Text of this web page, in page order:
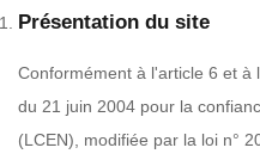
Présentation du site
Conformément à l'article 6 et à
du 21 juin 2004 pour la
(LCEN), modifiée par la loi n°